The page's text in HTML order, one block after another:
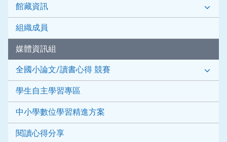
館藏資訊
組織成員
媒體資訊組
全國小論文/讀書心得 競賽
學生自主學習專區
中小學數位學習精進方案
閱讀心得分享